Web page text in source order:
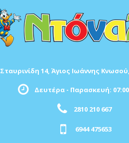
Σταυρινίδη 14, Άγιος Ιωάννης
Δευτέρα - Παρασκευή: 07:00
2810 210 667
6944 475653